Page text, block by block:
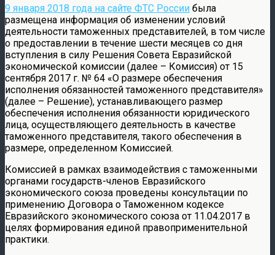
9 января 2018 года на сайте ФТС России была
размещена информация об изменении условий
деятельности таможенных представителей, в том числе
о предоставлении в течение шести месяцев со дня
вступления в силу Решения Совета Евразийской
экономической комиссии (далее – Комиссия) от 15
сентября 2017 г. № 64 «О размере обеспечения
исполнения обязанностей таможенного представителя»
(далее – Решение), устанавливающего размер
обеспечения исполнения обязанности юридического
лица, осуществляющего деятельность в качестве
таможенного представителя, такого обеспечения в
размере, определенном Комиссией.
Комиссией в рамках взаимодействия с таможенными
органами государств-членов Евразийского
экономического союза проведены консультации по
применению Договора о Таможенном кодексе
Евразийского экономического союза от 11.04.2017 в
целях формирования единой правоприменительной
практики.